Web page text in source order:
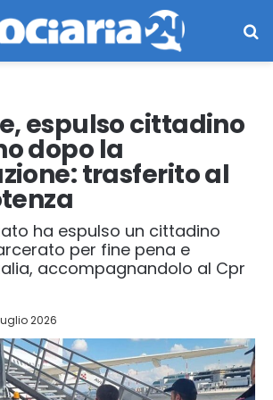
espulso cittadino
dopo la
trasferito al
ha espulso un cittadino
per fine pena e
accompagnandolo al Cpr
2026